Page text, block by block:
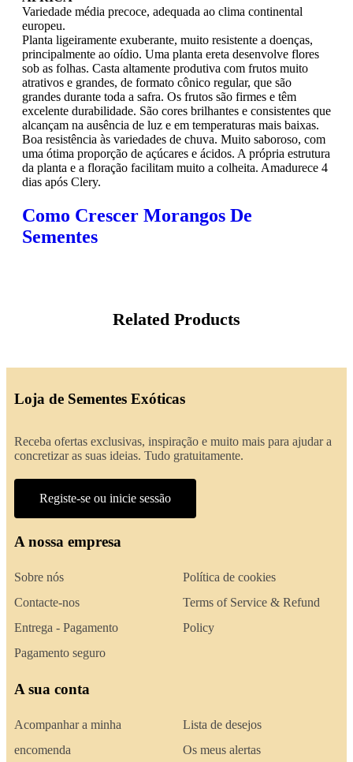
Variedade média precoce, adequada ao clima continental
europeu.
Planta ligeiramente exuberante, muito resistente a doenças,
principalmente ao oídio. Uma planta ereta desenvolve flores
sob as folhas. Casta altamente produtiva com frutos muito
atrativos e grandes, de formato cônico regular, que são
grandes durante toda a safra. Os frutos são firmes e têm
excelente durabilidade. São cores brilhantes e consistentes que
alcançam na ausência de luz e em temperaturas mais baixas.
Boa resistência às variedades de chuva. Muito saboroso, com
uma ótima proporção de açúcares e ácidos. A própria estrutura
da planta e a floração facilitam muito a colheita. Amadurece 4
dias após Clery.
Como Crescer Morangos De
Sementes
Related Products
Loja de Sementes Exóticas
Receba ofertas exclusivas, inspiração e muito mais para ajudar a
concretizar as suas ideias. Tudo gratuitamente.
Registe-se ou inicie sessão
A nossa empresa
Sobre nós
Contacte-nos
Entrega - Pagamento
Pagamento seguro
Política de cookies
Terms of Service & Refund
Policy
A sua conta
Acompanhar a minha
encomenda
Lista de desejos
Os meus alertas